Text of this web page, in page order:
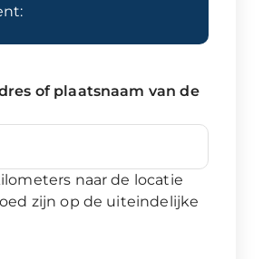
of plaatsnaam van de
naar de locatie
zijn op de uiteindelijke